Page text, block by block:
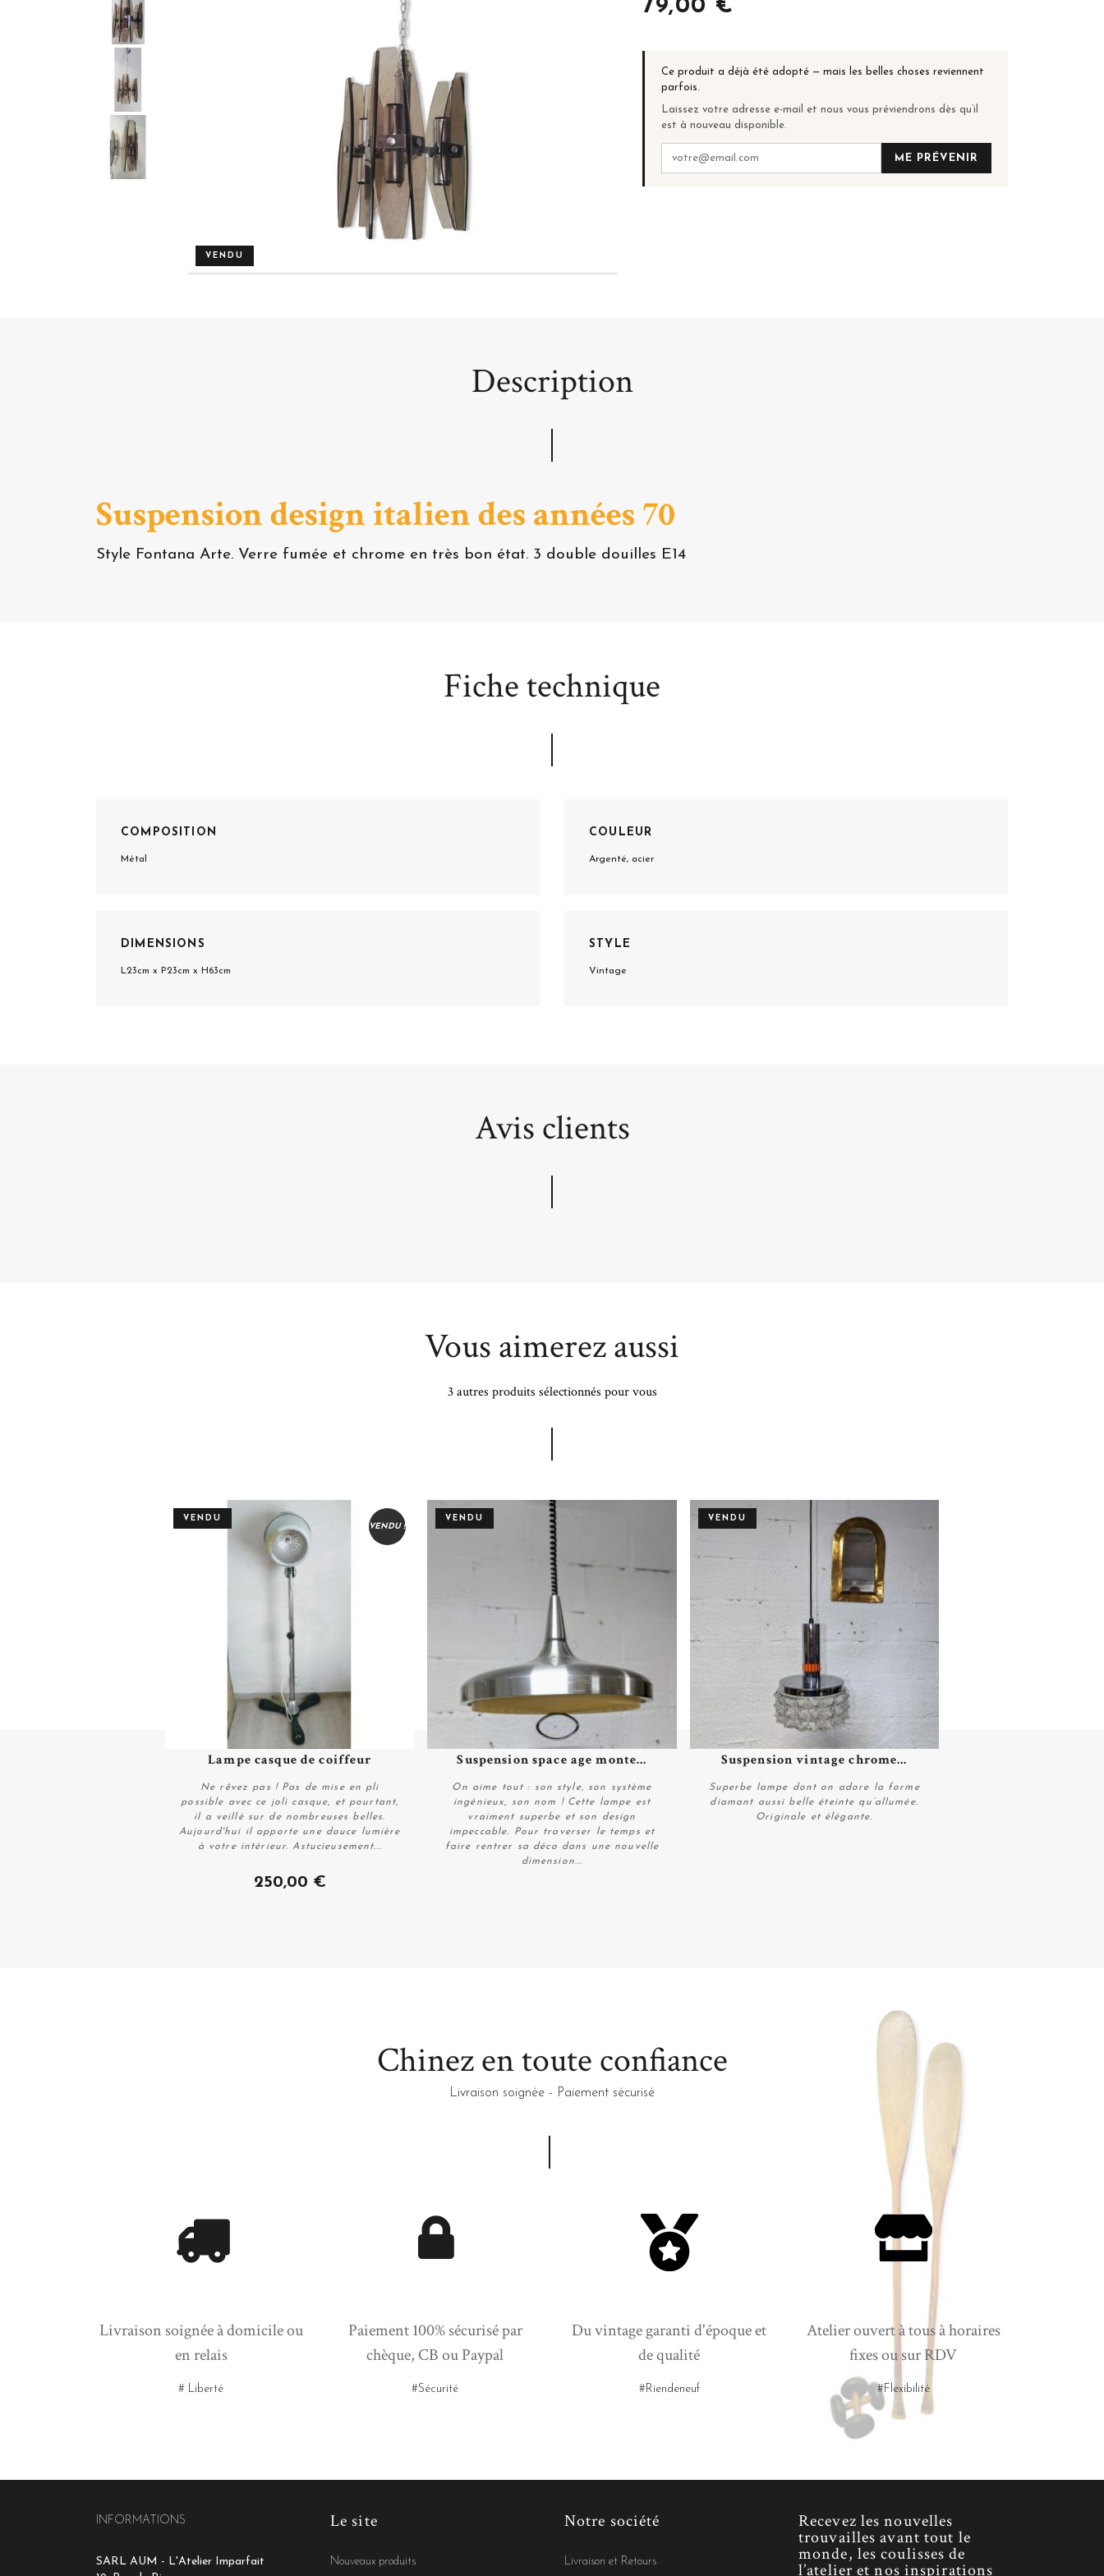
VENDU
79,00 €
Ce produit a déjà été adopté — mais les belles choses reviennent
parfois.
Laissez votre adresse e-mail et nous vous préviendrons dès qu’il
est à nouveau disponible.
ME PRÉVENIR
Description
Suspension design italien des années 70
Style Fontana Arte. Verre fumée et chrome en très bon état. 3 double douilles E14
Fiche technique
COMPOSITION
Métal
COULEUR
Argenté, acier
DIMENSIONS
L23cm x P23cm x H63cm
STYLE
Vintage
Avis clients
Vous aimerez aussi
3 autres produits sélectionnés pour vous
Plus de détails
VENDU !
VENDU
Lampe casque de coiffeur
Ne rêvez pas ! Pas de mise en pli
possible avec ce joli casque, et pourtant,
il a veillé sur de nombreuses belles.
Aujourd'hui il apporte une douce lumière
à votre intérieur. Astucieusement...
250,00 €
Plus de détails
Plus de détails
VENDU
Suspension space age monte...
On aime tout : son style, son système
ingénieux, son nom ! Cette lampe est
vraiment superbe et son design
impeccable. Pour traverser le temps et
faire rentrer sa déco dans une nouvelle
dimension...
Plus de détails
VENDU
Suspension vintage chrome...
Superbe lampe dont on adore la forme
diamant aussi belle éteinte qu’allumée.
Originale et élégante.
Chinez en toute confiance
Livraison soignée - Paiement sécurisé
Livraison soignée à domicile ou
en relais
# Liberté
Paiement 100% sécurisé par
chèque, CB ou Paypal
#Sécurité
Du vintage garanti d'époque et
de qualité
#Riendeneuf
Atelier ouvert à tous à horaires
fixes ou sur RDV
#Flexibilité
INFORMATIONS
SARL AUM - L'Atelier Imparfait
Le site
Nouveaux produits
Notre société
Livraison et Retours
Recevez les nouvelles
trouvailles avant tout le
monde, les coulisses de
l’atelier et nos inspirations